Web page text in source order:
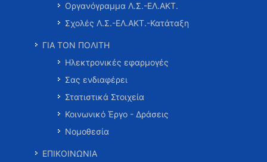
Οργανόγραμμα Λ.Σ.-ΕΛ.ΑΚΤ.
Σχολές Λ.Σ.-ΕΛ.ΑΚΤ.-Κατάταξη
ΓΙΑ ΤΟΝ ΠΟΛΙΤΗ
Ηλεκτρονικές εφαρμογές
Σας ενδιαφέρει
Στατιστικά Στοιχεία
Κοινωνικό Έργο - Δράσεις
Νομοθεσία
ΕΠΙΚΟΙΝΩΝΙΑ